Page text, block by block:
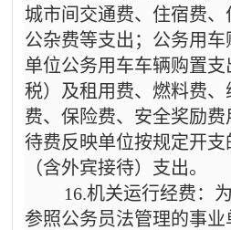
城市间交通费、住宿费、
公杂费等支出；公务用
单位公务用车车辆购置
税）及租用费、燃料费
费、保险费、安全奖励
待费反映单位按规定开
（含外宾接待）支出。
16.机关运行经费：
参照公务员法管理的事